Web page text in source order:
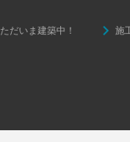
ただいま建築中！ keyboard_arrow_right 施